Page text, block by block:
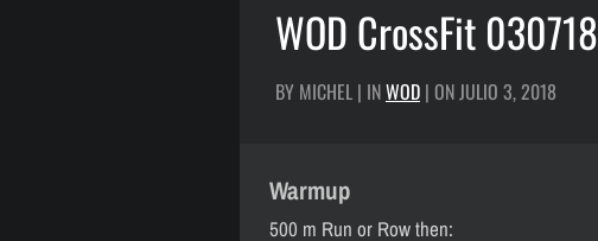
WOD CrossFit 030718
BY MICHEL | INWOD | ON JULIO 3, 2018
Warmup
500 m Run or Row then: